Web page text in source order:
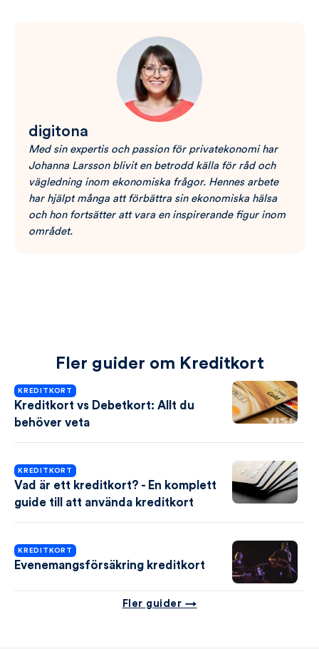
digitona
Med sin expertis och passion för privatekonomi har
Johanna Larsson blivit en betrodd källa för råd och
vägledning inom ekonomiska frågor. Hennes arbete
har hjälpt många att förbättra sin ekonomiska hälsa
och hon fortsätter att vara en inspirerande figur inom
området.
Fler guider om Kreditkort
Fler guider →
KREDITKORT
Kreditkort vs Debetkort: Allt du
behöver veta
KREDITKORT
Vad är ett kreditkort? - En komplett
guide till att använda kreditkort
KREDITKORT
Evenemangsförsäkring kreditkort